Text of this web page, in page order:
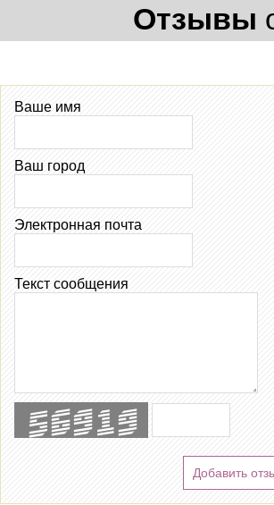
Отзывы
Ваше имя
Ваш город
Электронная почта
Текст сообщения
Добавить